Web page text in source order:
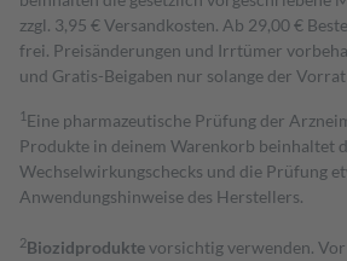
zzgl. 3,95 € Versandkosten. Ab 29,00 €
frei. Preisänderungen und Irrtümer
und Gratis-Beigaben nur solange der
1 Eine pharmazeutische Prüfung der
Produkte in deinem Warenkorb beinhaltet
Wechselwirkungschecks und die Prüfung
Anwendungshinweise des Herstellers.
2Biozidproduktevorsichtig verwenden.